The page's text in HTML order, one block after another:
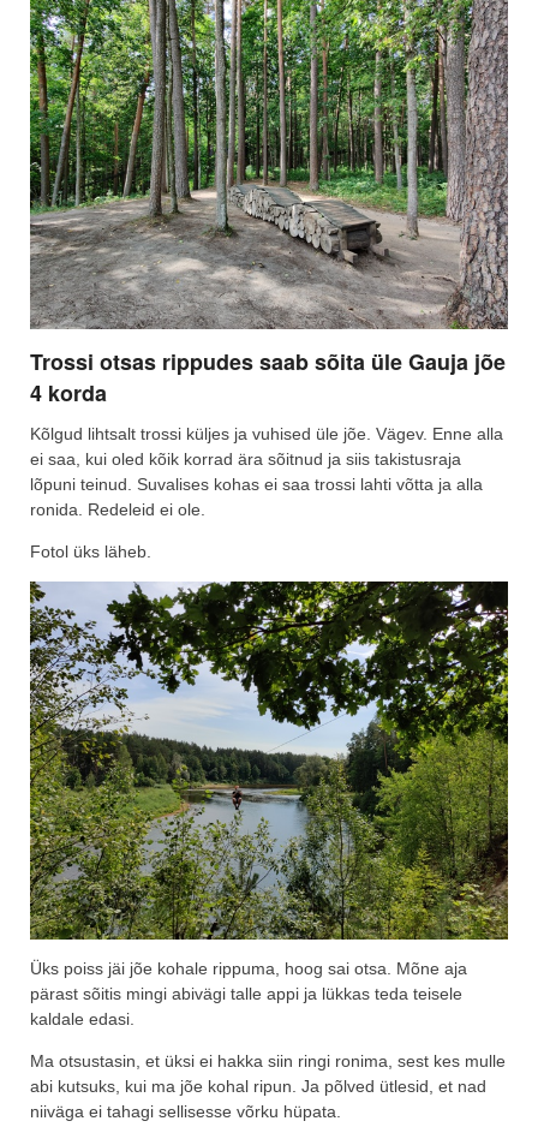
Trossi otsas rippudes saab sõita üle Gauja jõe
4 korda
Kõlgud lihtsalt trossi küljes ja vuhised üle jõe. Vägev. Enne alla
ei saa, kui oled kõik korrad ära sõitnud ja siis takistusraja
lõpuni teinud. Suvalises kohas ei saa trossi lahti võtta ja alla
ronida. Redeleid ei ole.
Fotol üks läheb.
Üks poiss jäi jõe kohale rippuma, hoog sai otsa. Mõne aja
pärast sõitis mingi abivägi talle appi ja lükkas teda teisele
kaldale edasi.
Ma otsustasin, et üksi ei hakka siin ringi ronima, sest kes mulle
abi kutsuks, kui ma jõe kohal ripun. Ja põlved ütlesid, et nad
niiväga ei tahagi sellisesse võrku hüpata.